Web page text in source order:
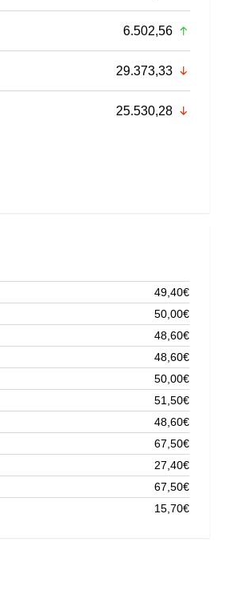
6.502,56
29.373,33
25.530,28
49,40€
50,00€
48,60€
48,60€
50,00€
51,50€
48,60€
67,50€
27,40€
67,50€
15,70€